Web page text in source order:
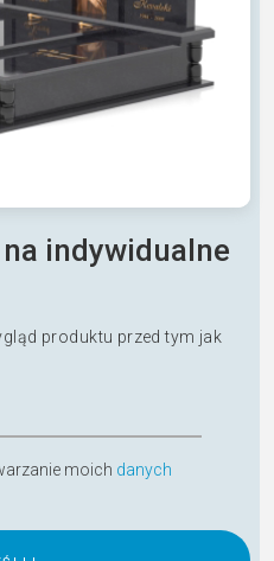
indywidualne
produktu przed tym jak
moich danych